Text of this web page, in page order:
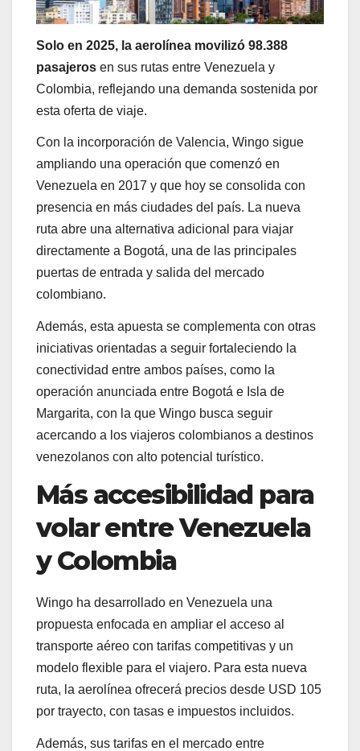
Solo en 2025, la aerolínea movilizó 98.388
pasajeros en sus rutas entre Venezuela y
Colombia, reflejando una demanda sostenida por
esta oferta de viaje.
Con la incorporación de Valencia, Wingo sigue
ampliando una operación que comenzó en
Venezuela en 2017 y que hoy se consolida con
presencia en más ciudades del país. La nueva
ruta abre una alternativa adicional para viajar
directamente a Bogotá, una de las principales
puertas de entrada y salida del mercado
colombiano.
Además, esta apuesta se complementa con otras
iniciativas orientadas a seguir fortaleciendo la
conectividad entre ambos países, como la
operación anunciada entre Bogotá e Isla de
Margarita, con la que Wingo busca seguir
acercando a los viajeros colombianos a destinos
venezolanos con alto potencial turístico.
Más accesibilidad para
volar entre Venezuela
y Colombia
Wingo ha desarrollado en Venezuela una
propuesta enfocada en ampliar el acceso al
transporte aéreo con tarifas competitivas y un
modelo flexible para el viajero. Para esta nueva
ruta, la aerolínea ofrecerá precios desde USD 105
por trayecto, con tasas e impuestos incluidos.
Además, sus tarifas en el mercado entre